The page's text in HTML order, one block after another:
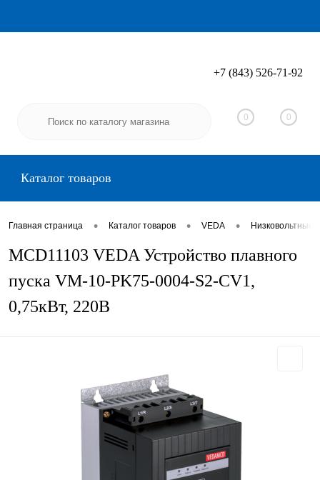
Вход Регистрация
+7 (843) 526-71-92
0 0
Каталог товаров
Главная страница • Каталог товаров • VEDA •
MCD11103 VEDA Устройство плавного
пуска VM-10-PK75-0004-S2-CV1,
0,75кВт, 220В